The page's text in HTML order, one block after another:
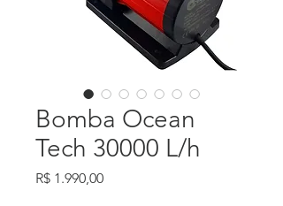
Bomba Ocean
Tech 30000 L/h
R$ 1.990,00Preço